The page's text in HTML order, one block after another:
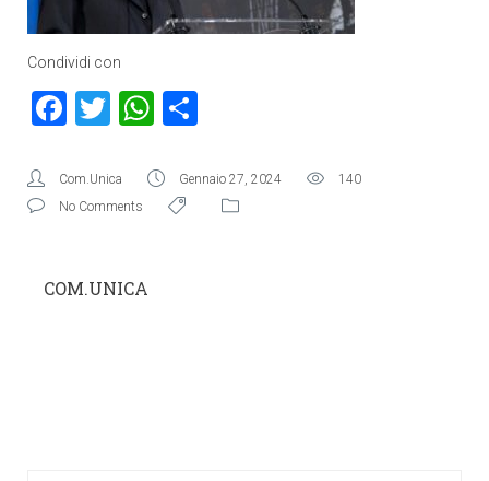
Condividi con
Facebook
TwitterWhatsApp
Com.Unica Gennaio 27, 2024
140
No Comments
COM.UNICA